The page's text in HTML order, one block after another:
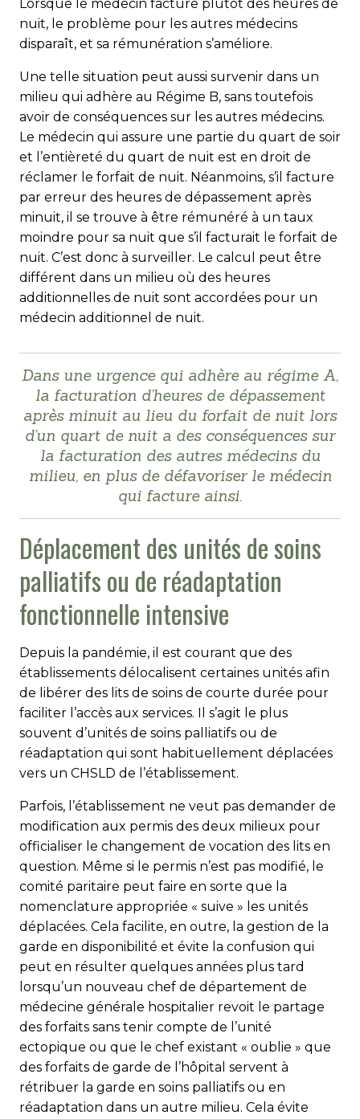
Lorsque le médecin facture plutôt des heures de
nuit, le problème pour les autres médecins
disparaît, et sa rémunération s’améliore.
Une telle situation peut aussi survenir dans un
milieu qui adhère au Régime B, sans toutefois
avoir de conséquences sur les autres médecins.
Le médecin qui assure une partie du quart de soir
et l’entièreté du quart de nuit est en droit de
réclamer le forfait de nuit. Néanmoins, s’il facture
par erreur des heures de dépassement après
minuit, il se trouve à être rémunéré à un taux
moindre pour sa nuit que s’il facturait le forfait de
nuit. C’est donc à surveiller. Le calcul peut être
différent dans un milieu où des heures
additionnelles de nuit sont accordées pour un
médecin additionnel de nuit.
Dans une urgence qui adhère au régime A,
la facturation d’heures de dépassement
après minuit au lieu du forfait de nuit lors
d’un quart de nuit a des conséquences sur
la facturation des autres médecins du
milieu, en plus de défavoriser le médecin
qui facture ainsi.
Déplacement des unités de soins
palliatifs ou de réadaptation
fonctionnelle intensive
Depuis la pandémie, il est courant que des
établissements délocalisent certaines unités afin
de libérer des lits de soins de courte durée pour
faciliter l’accès aux services. Il s’agit le plus
souvent d’unités de soins palliatifs ou de
réadaptation qui sont habituellement déplacées
vers un CHSLD de l’établissement.
Parfois, l’établissement ne veut pas demander de
modification aux permis des deux milieux pour
officialiser le changement de vocation des lits en
question. Même si le permis n’est pas modifié, le
comité paritaire peut faire en sorte que la
nomenclature appropriée « suive » les unités
déplacées. Cela facilite, en outre, la gestion de la
garde en disponibilité et évite la confusion qui
peut en résulter quelques années plus tard
lorsqu’un nouveau chef de département de
médecine générale hospitalier revoit le partage
des forfaits sans tenir compte de l’unité
ectopique ou que le chef existant « oublie » que
des forfaits de garde de l’hôpital servent à
rétribuer la garde en soins palliatifs ou en
réadaptation dans un autre milieu. Cela évite